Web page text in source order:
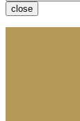
close